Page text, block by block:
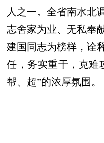
人之一。全省南水北
志舍家为业、无私奉
建国同志为榜样，诠
任，务实重干，克难
帮、超”的浓厚氛围。